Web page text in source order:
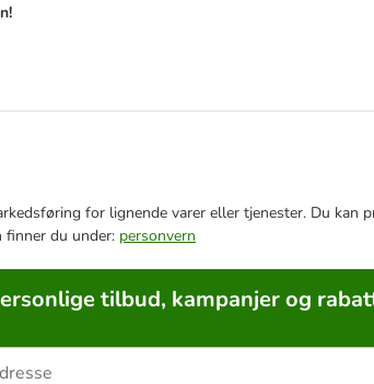
for lignende varer eller tjenester. Du
finner du under: personvern
tilbud, kampanjer og